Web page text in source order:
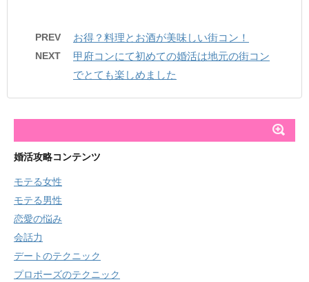
PREV お得？料理とお酒が美味しい街コン！
NEXT
甲府コンにて初めての婚活は地元の街コン
でとても楽しめました
婚活攻略コンテンツ
モテる女性
モテる男性
恋愛の悩み
会話力
デートのテクニック
プロポーズのテクニック